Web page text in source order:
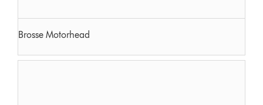
Brosse Motorhead